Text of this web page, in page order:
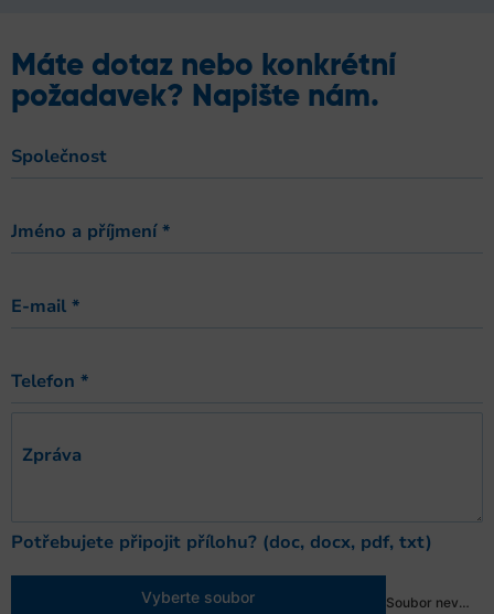
Máte dotaz nebo konkrétní
požadavek? Napište nám.
Společnost
Jméno a příjmení*
E-mail *
Telefon *
Zpráva
Potřebujete připojit přílohu? (doc, docx, pdf, txt)
Vyberte soubor Soubor nevybrán